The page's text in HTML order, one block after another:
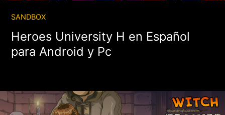
SANDBOX
Heroes University H en Español
para Android y Pc